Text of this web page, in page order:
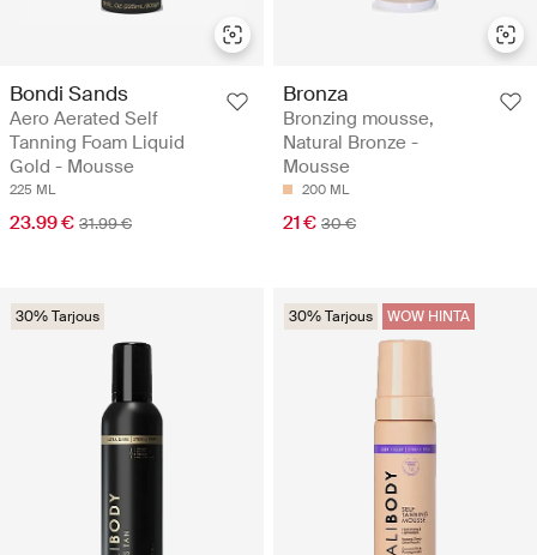
Bondi Sands
Aero Aerated Self
Tanning Foam Liquid
Gold - Mousse
225 ML
23.99 € 31.99 €
Bronza
Bronzing mousse,
Natural Bronze -
Mousse
200 ML
21 € 30 €
30% Tarjous 30% Tarjous WOW HINTA